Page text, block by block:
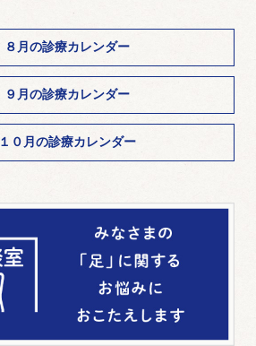
８月の診療カレンダー
９月の診療カレンダー
１０月の診療カレンダー